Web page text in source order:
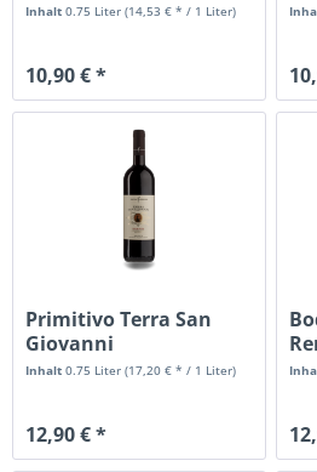
Inhalt0.75 Liter(14,53 € * / 1 Liter)
10,90 € *
Primitivo Terra San
Giovanni
Inhalt0.75 Liter(17,20 € * / 1 Liter)
12,90 € *